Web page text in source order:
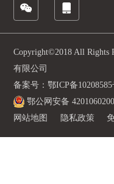
Copyright©2018 All Rights
有限公司
备案号：鄂ICP备10208585
鄂公网安备
网站地图
隐私政策